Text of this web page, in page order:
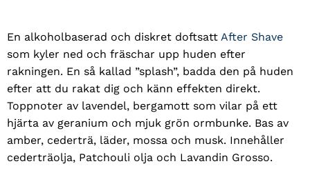
En alkoholbaserad och diskret doftsatt After Shave
som kyler ned och fräschar upp huden efter
rakningen. En så kallad ”splash”, badda den på huden
efter att du rakat dig och känn effekten direkt.
Toppnoter av lavendel, bergamott som vilar på ett
hjärta av geranium och mjuk grön ormbunke. Bas av
amber, cederträ, läder, mossa och musk. Innehåller
cederträolja, Patchouli olja och Lavandin Grosso.